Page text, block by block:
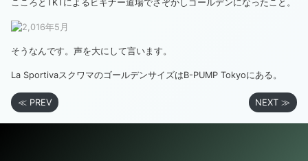
こころとTKTによるビギナー道場でさぞかしゴールデンになったこと。
そうなんです。声を大にして言います。
La SportivaスクワマのゴールデンサイズはB-PUMP Tokyoにある。
≪ PREV NEXT ≫